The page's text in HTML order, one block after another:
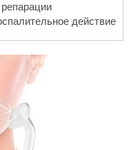
действие